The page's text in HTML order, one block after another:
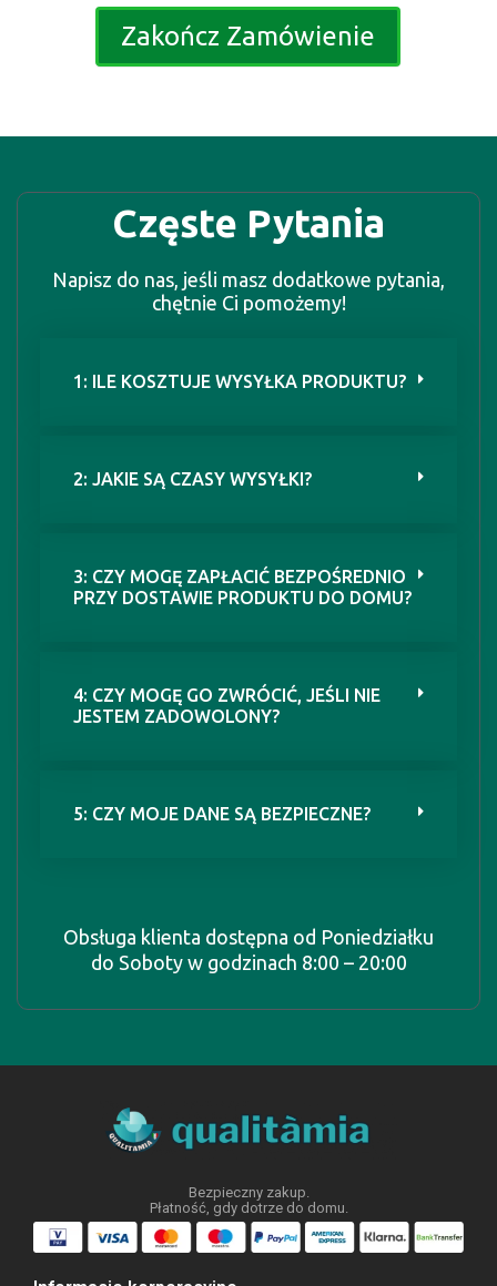
Zakończ Zamówienie
Częste Pytania
Napisz do nas, jeśli masz dodatkowe pytania,
chętnie Ci pomożemy!
1: ILE KOSZTUJE WYSYŁKA PRODUKTU?
2: JAKIE SĄ CZASY WYSYŁKI?
3: CZY MOGĘ ZAPŁACIĆ BEZPOŚREDNIO
PRZY DOSTAWIE PRODUKTU DO DOMU?
4: CZY MOGĘ GO ZWRÓCIĆ, JEŚLI NIE
JESTEM ZADOWOLONY?
5: CZY MOJE DANE SĄ BEZPIECZNE?
Obsługa klienta dostępna od Poniedziałku
do Soboty w godzinach 8:00 – 20:00
Bezpieczny zakup.
Płatność, gdy dotrze do domu.